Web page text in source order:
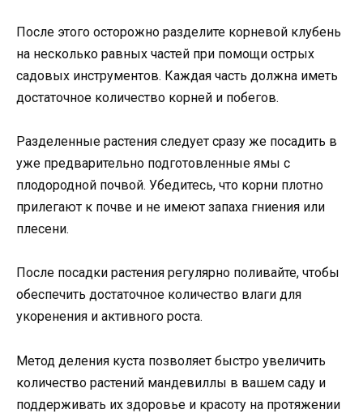
После этого осторожно разделите корневой клубень
на несколько равных частей при помощи острых
садовых инструментов. Каждая часть должна иметь
достаточное количество корней и побегов.
Разделенные растения следует сразу же посадить в
уже предварительно подготовленные ямы с
плодородной почвой. Убедитесь, что корни плотно
прилегают к почве и не имеют запаха гниения или
плесени.
После посадки растения регулярно поливайте, чтобы
обеспечить достаточное количество влаги для
укоренения и активного роста.
Метод деления куста позволяет быстро увеличить
количество растений мандевиллы в вашем саду и
поддерживать их здоровье и красоту на протяжении